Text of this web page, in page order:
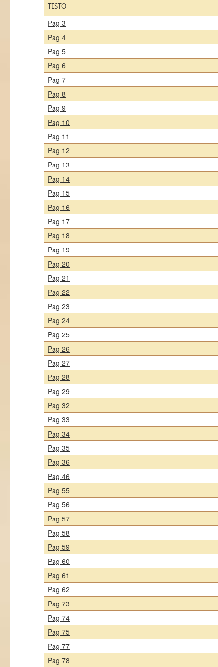
TESTO
Pag 3
Pag 4
Pag 5
Pag 6
Pag 7
Pag 8
Pag 9
Pag 10
Pag 11
Pag 12
Pag 13
Pag 14
Pag 15
Pag 16
Pag 17
Pag 18
Pag 19
Pag 20
Pag 21
Pag 22
Pag 23
Pag 24
Pag 25
Pag 26
Pag 27
Pag 28
Pag 29
Pag 32
Pag 33
Pag 34
Pag 35
Pag 36
Pag 46
Pag 55
Pag 56
Pag 57
Pag 58
Pag 59
Pag 60
Pag 61
Pag 62
Pag 73
Pag 74
Pag 75
Pag 77
Pag 78